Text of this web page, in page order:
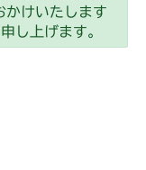
かけいたします
し上げます。